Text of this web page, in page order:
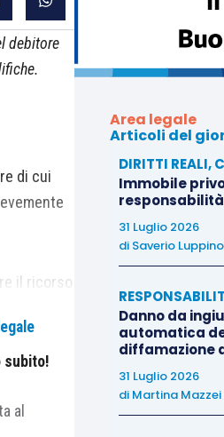
debitore
di cui
il ricorso
28
subito!
al
Area legale
Articoli del
DIRITTI REALI,
Immobile
31 Luglio 2026
di Saverio Luppino
Danno da
automatica
diffamazione
31 Luglio 2026
di Martina Mazzei